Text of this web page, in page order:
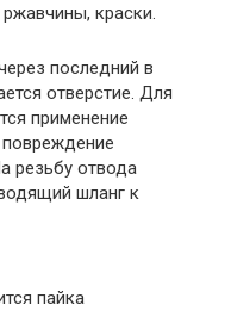
ржавчины, краски.
последний в
отверстие. Для
применение
повреждение
резьбу отвода
шланг к
пайка